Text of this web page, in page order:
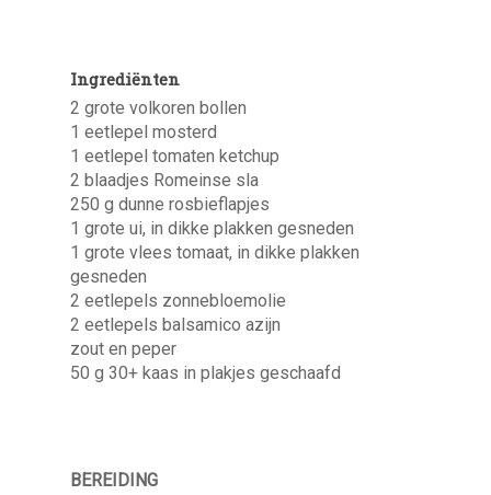
Ingrediënten
2 grote volkoren bollen
1 eetlepel mosterd
1 eetlepel tomaten ketchup
2 blaadjes Romeinse sla
250 g dunne rosbieflapjes
1 grote ui, in dikke plakken gesneden
1 grote vlees tomaat, in dikke plakken
gesneden
2 eetlepels zonnebloemolie
2 eetlepels balsamico azijn
zout en peper
50 g 30+ kaas in plakjes geschaafd
BEREIDING